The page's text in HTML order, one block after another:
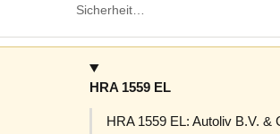
Sicherheit…
HRA 1559 EL
HRA 1559 EL: Autoliv B.V.